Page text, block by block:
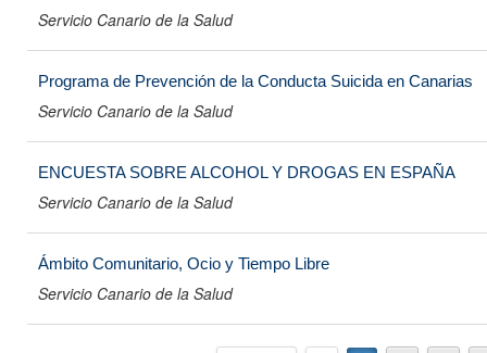
Servicio Canario de la Salud
Programa de Prevención de la Conducta Suicida en Canarias
Servicio Canario de la Salud
ENCUESTA SOBRE ALCOHOL Y DROGAS EN ESPAÑA
Servicio Canario de la Salud
Ámbito Comunitario, Ocio y Tiempo Libre
Servicio Canario de la Salud